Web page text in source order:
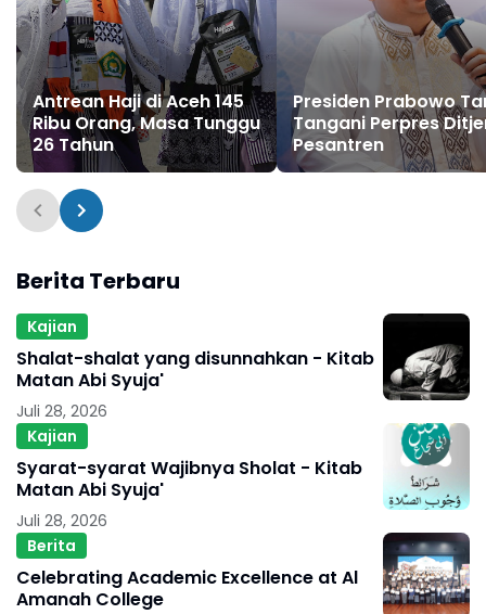
Antrean Haji di Aceh 145
Ribu Orang, Masa Tunggu
26 Tahun
Presiden Prabowo
Tangani Perpres
Pesantren
Berita Terbaru
Kajian
Shalat-shalat yang disunnahkan - Kitab
Matan Abi Syuja'
Juli 28, 2026
Kajian
Syarat-syarat Wajibnya Sholat - Kitab
Matan Abi Syuja'
Juli 28, 2026
Berita
Celebrating Academic Excellence at Al
Amanah College